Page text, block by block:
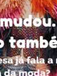
de 2026
testa
de 2026